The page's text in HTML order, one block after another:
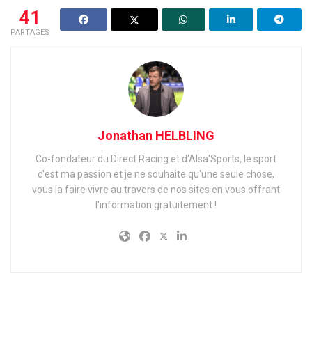
41
PARTAGES
Jonathan HELBLING
Co-fondateur du Direct Racing et d'Alsa'Sports, le sport
c'est ma passion et je ne souhaite qu'une seule chose,
vous la faire vivre au travers de nos sites en vous offrant
l'information gratuitement !